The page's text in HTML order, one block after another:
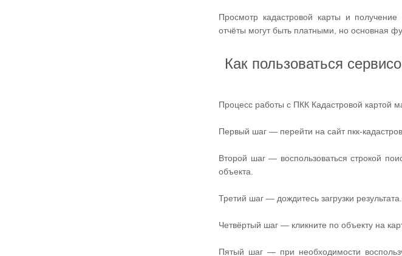
Просмотр кадастровой карты и
отчёты могут быть платными, но основная
Как пользоваться
Процесс работы с ПКК Кадастровой картой
Первый шаг — перейти на сайт пкк-
Второй шаг — воспользоваться строкой
объекта.
Третий шаг — дождитесь загрузки
Четвёртый шаг — кликните по объекту на
Пятый шаг — при необходимости